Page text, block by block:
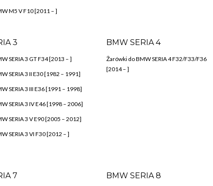
M5 V F10 [2011 – ]
3
SERIA 3 GT F34 [2013 – ]
SERIA 3 II E30 [1982 – 1991]
SERIA 3 III E36 [1991 – 1998]
SERIA 3 IV E46 [1998 – 2006]
SERIA 3 V E90 [2005 – 2012]
SERIA 3 VI F30 [2012 – ]
BMW SERIA 4
Żarówki do BMW SERIA 4 F32/F33/F36
[2014 – ]
7 BMW SERIA 8